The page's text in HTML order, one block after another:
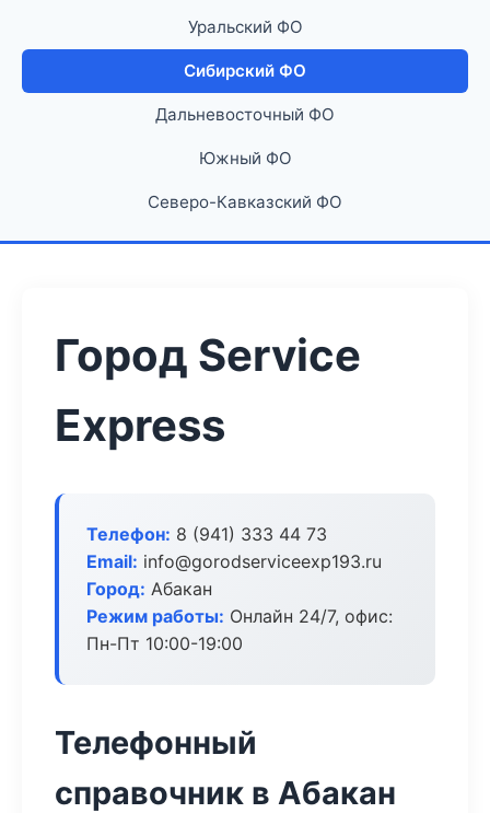
Уральский ФО
Сибирский ФО
Дальневосточный ФО
Южный ФО
Северо-Кавказский ФО
Город Service
Express
Телефон: 8 (941) 333 44 73
Email: info@gorodserviceexp193.ru
Город: Абакан
Режим работы: Онлайн 24/7, офис:
Пн-Пт 10:00-19:00
Телефонный
справочник в Абакан